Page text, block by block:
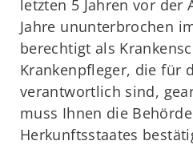
letzten 5 Jahren vor der
Jahre ununterbrochen
berechtigt als
Krankenpfleger, die für
verantwortlich sind,
muss Ihnen die
Herkunftsstaates